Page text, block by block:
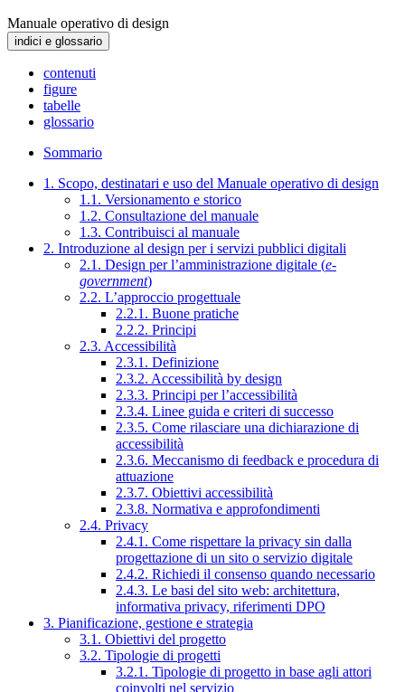
Manuale operativo di design
indici e glossario
contenuti
figure
tabelle
glossario
Sommario
1. Scopo, destinatari e uso del Manuale operativo di design
1.1. Versionamento e storico
1.2. Consultazione del manuale
1.3. Contribuisci al manuale
2. Introduzione al design per i servizi pubblici digitali
2.1. Design per l’amministrazione digitale (e-
government)
2.2. L’approccio progettuale
2.2.1. Buone pratiche
2.2.2. Principi
2.3. Accessibilità
2.3.1. Definizione
2.3.2. Accessibilità by design
2.3.3. Principi per l’accessibilità
2.3.4. Linee guida e criteri di successo
2.3.5. Come rilasciare una dichiarazione di
accessibilità
2.3.6. Meccanismo di feedback e procedura di
attuazione
2.3.7. Obiettivi accessibilità
2.3.8. Normativa e approfondimenti
2.4. Privacy
2.4.1. Come rispettare la privacy sin dalla
progettazione di un sito o servizio digitale
2.4.2. Richiedi il consenso quando necessario
2.4.3. Le basi del sito web: architettura,
informativa privacy, riferimenti DPO
3. Pianificazione, gestione e strategia
3.1. Obiettivi del progetto
3.2. Tipologie di progetti
3.2.1. Tipologie di progetto in base agli attori
coinvolti nel servizio